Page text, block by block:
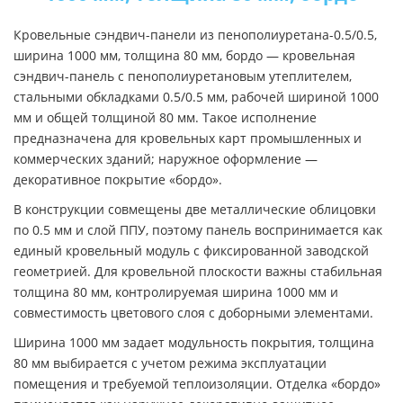
Кровельные сэндвич-панели из пенополиуретана-0.5/0.5,
ширина 1000 мм, толщина 80 мм, бордо — кровельная
сэндвич-панель с пенополиуретановым утеплителем,
стальными обкладками 0.5/0.5 мм, рабочей шириной 1000
мм и общей толщиной 80 мм. Такое исполнение
предназначена для кровельных карт промышленных и
коммерческих зданий; наружное оформление —
декоративное покрытие «бордо».
В конструкции совмещены две металлические облицовки
по 0.5 мм и слой ППУ, поэтому панель воспринимается как
единый кровельный модуль с фиксированной заводской
геометрией. Для кровельной плоскости важны стабильная
толщина 80 мм, контролируемая ширина 1000 мм и
совместимость цветового слоя с доборными элементами.
Ширина 1000 мм задает модульность покрытия, толщина
80 мм выбирается с учетом режима эксплуатации
помещения и требуемой теплоизоляции. Отделка «бордо»